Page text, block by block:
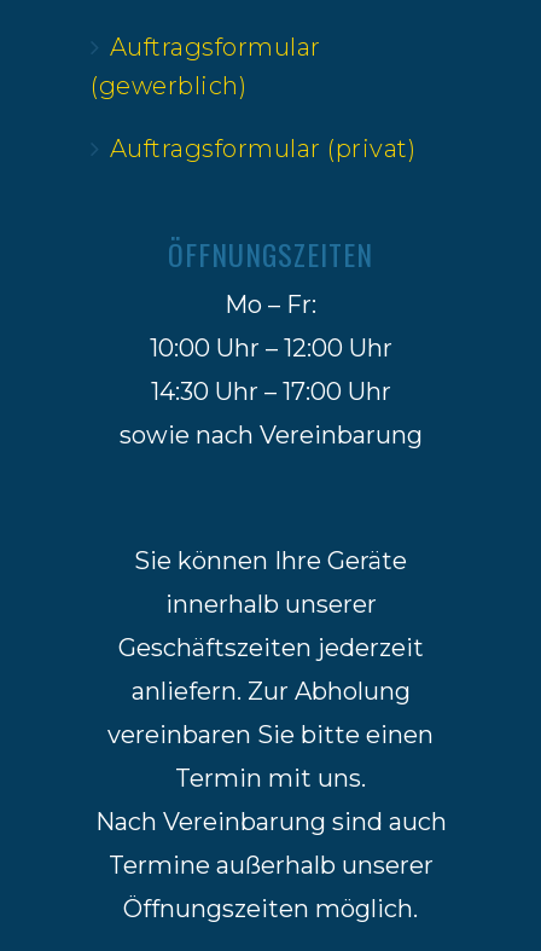
Auftragsformular
(gewerblich)
Auftragsformular (privat)
ÖFFNUNGSZEITEN
Mo – Fr:
10:00 Uhr – 12:00 Uhr
14:30 Uhr – 17:00 Uhr
sowie nach Vereinbarung
Sie können Ihre Geräte
innerhalb unserer
Geschäftszeiten jederzeit
anliefern. Zur Abholung
vereinbaren Sie bitte einen
Termin mit uns.
Nach Vereinbarung sind auch
Termine außerhalb unserer
Öffnungszeiten möglich.